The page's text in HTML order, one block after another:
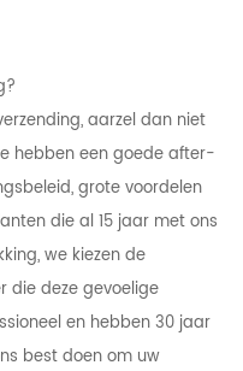
aarzel dan niet
hebben een goede after-
grote voordelen
die al 15 jaar met ons
we kiezen de
die deze gevoelige
en hebben 30 jaar
best doen om uw